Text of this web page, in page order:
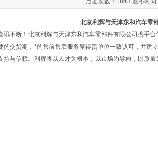
北京利辉与天津东和汽车零
不断！北京利辉与天津东和汽车零部件有限公司携手
的交货期，*的售前售后服务赢得贵单位一致认可，并建
持与信赖。利辉将以人才为根本，以市场为导向，以质量